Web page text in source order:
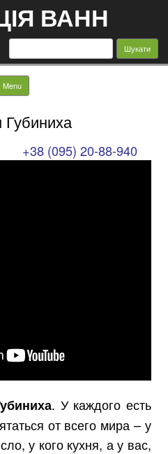
ВАНН
Пошук:
Menu Skip to content
Губиниха
+38 (095) 20-88-940
. У каждого есть
от всего мира – у
у кого кухня, а у вас,